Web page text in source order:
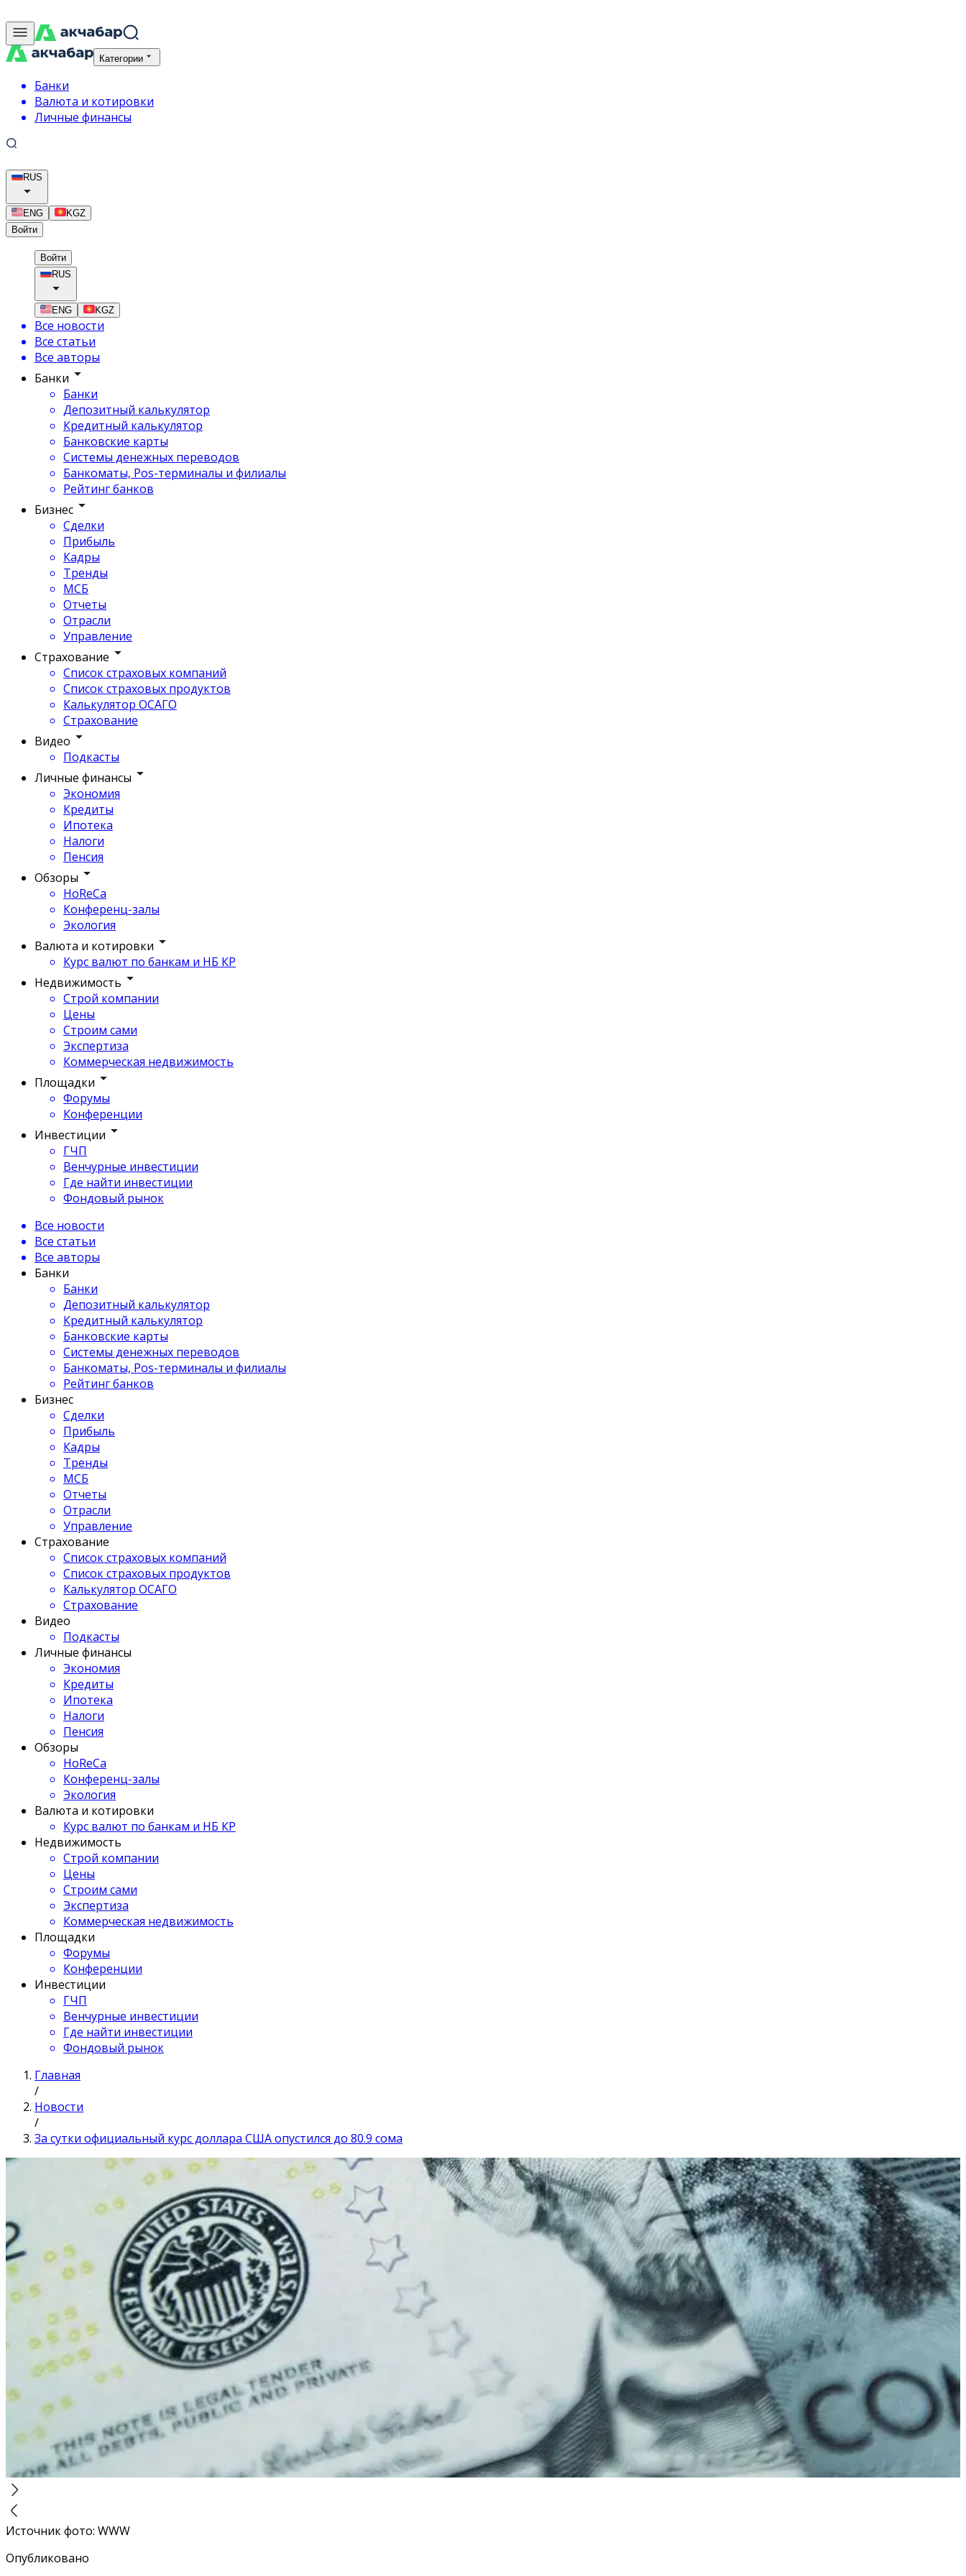
Категории
Банки
Валюта и котировки
Личные финансы
RUS
ENG
KGZ
Войти
Войти
RUS
ENG KGZ
Все новости
Все статьи
Все авторы
Банки
Банки
Депозитный калькулятор
Кредитный калькулятор
Банковские карты
Системы денежных переводов
Банкоматы, Pos-терминалы и филиалы
Рейтинг банков
Бизнес
Сделки
Прибыль
Кадры
Тренды
МСБ
Отчеты
Отрасли
Управление
Страхование
Список страховых компаний
Список страховых продуктов
Калькулятор ОСАГО
Страхование
Видео
Подкасты
Личные финансы
Экономия
Кредиты
Ипотека
Налоги
Пенсия
Обзоры
HoReCa
Конференц-залы
Экология
Валюта и котировки
Курс валют по банкам и НБ КР
Недвижимость
Строй компании
Цены
Строим сами
Экспертиза
Коммерческая недвижимость
Площадки
Форумы
Конференции
Инвестиции
ГЧП
Венчурные инвестиции
Где найти инвестиции
Фондовый рынок
Все новости
Все статьи
Все авторы
Банки
Банки
Депозитный калькулятор
Кредитный калькулятор
Банковские карты
Системы денежных переводов
Банкоматы, Pos-терминалы и филиалы
Рейтинг банков
Бизнес
Сделки
Прибыль
Кадры
Тренды
МСБ
Отчеты
Отрасли
Управление
Страхование
Список страховых компаний
Список страховых продуктов
Калькулятор ОСАГО
Страхование
Видео
Подкасты
Личные финансы
Экономия
Кредиты
Ипотека
Налоги
Пенсия
Обзоры
HoReCa
Конференц-залы
Экология
Валюта и котировки
Курс валют по банкам и НБ КР
Недвижимость
Строй компании
Цены
Строим сами
Экспертиза
Коммерческая недвижимость
Площадки
Форумы
Конференции
Инвестиции
ГЧП
Венчурные инвестиции
Где найти инвестиции
Фондовый рынок
Главная
/
Новости
/
За сутки официальный курс доллара США опустился до 80.9 сома
Источник фото: WWW
Опубликовано